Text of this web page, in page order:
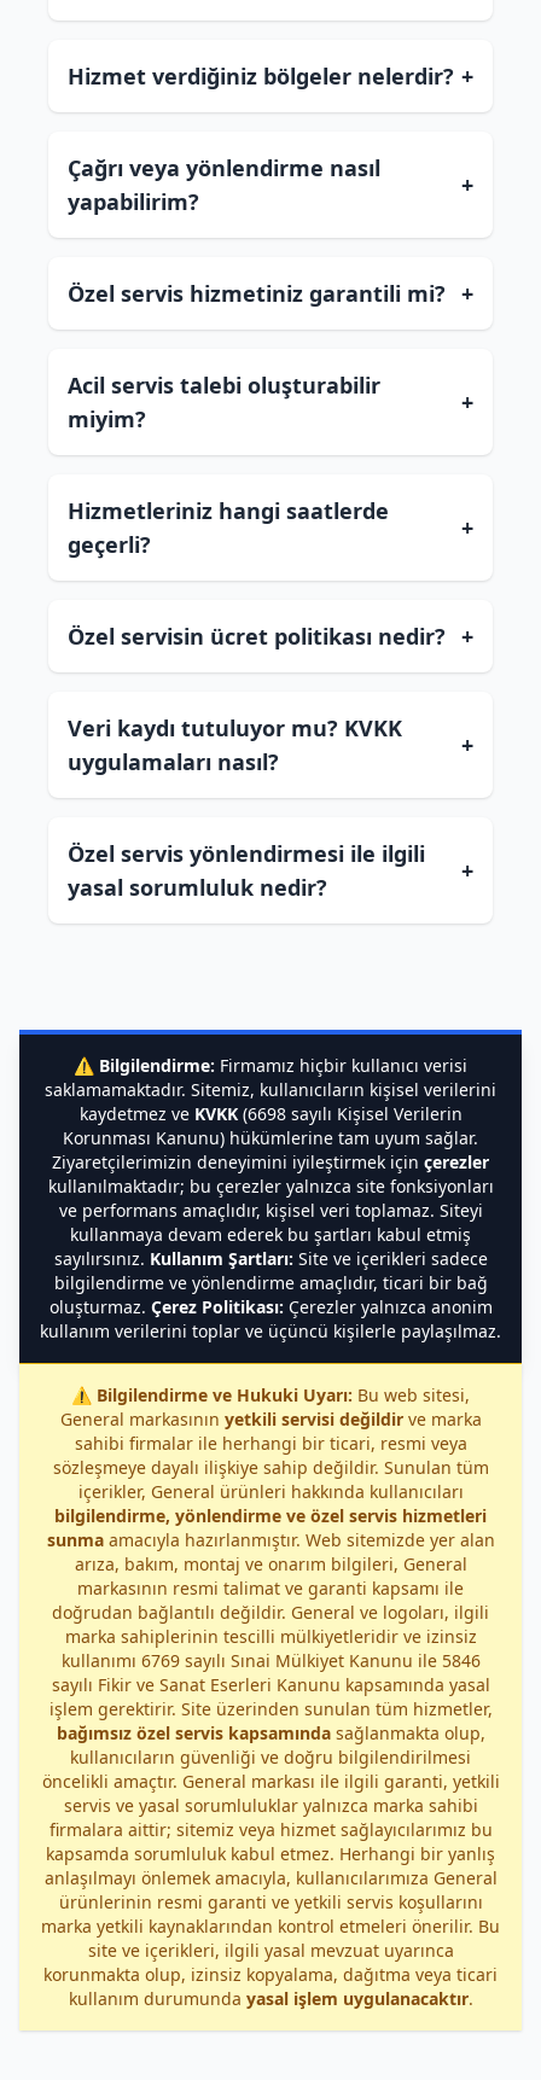
Hizmet verdiğiniz bölgeler nelerdir? +
Çağrı veya yönlendirme nasıl
yapabilirim?
+
Özel servis hizmetiniz garantili mi? +
Acil servis talebi oluşturabilir
miyim?
+
Hizmetleriniz hangi saatlerde
geçerli?
+
Özel servisin ücret politikası nedir? +
Veri kaydı tutuluyor mu? KVKK
uygulamaları nasıl?
+
Özel servis yönlendirmesi ile ilgili
yasal sorumluluk nedir?
+
⚠️ Bilgilendirme: Firmamız hiçbir kullanıcı verisi
saklamamaktadır. Sitemiz, kullanıcıların kişisel verilerini
kaydetmez ve KVKK(6698 sayılı Kişisel Verilerin
Korunması Kanunu) hükümlerine tam uyum sağlar.
Ziyaretçilerimizin deneyimini iyileştirmek için çerezler
kullanılmaktadır; bu çerezler yalnızca site fonksiyonları
ve performans amaçlıdır, kişisel veri toplamaz. Siteyi
kullanmaya devam ederek bu şartları kabul etmiş
sayılırsınız. Kullanım Şartları: Site ve içerikleri sadece
bilgilendirme ve yönlendirme amaçlıdır, ticari bir bağ
oluşturmaz. Çerez Politikası: Çerezler yalnızca anonim
kullanım verilerini toplar ve üçüncü kişilerle paylaşılmaz.
⚠️ Bilgilendirme ve Hukuki Uyarı: Bu web sitesi,
General markasının yetkili servisi değildirve marka
sahibi firmalar ile herhangi bir ticari, resmi veya
sözleşmeye dayalı ilişkiye sahip değildir. Sunulan tüm
içerikler, General ürünleri hakkında kullanıcıları
bilgilendirme, yönlendirme ve özel servis hizmetleri
sunmaamacıyla hazırlanmıştır. Web sitemizde yer alan
arıza, bakım, montaj ve onarım bilgileri, General
markasının resmi talimat ve garanti kapsamı ile
doğrudan bağlantılı değildir. General ve logoları, ilgili
marka sahiplerinin tescilli mülkiyetleridir ve izinsiz
kullanımı 6769 sayılı Sınai Mülkiyet Kanunu ile 5846
sayılı Fikir ve Sanat Eserleri Kanunu kapsamında yasal
işlem gerektirir. Site üzerinden sunulan tüm hizmetler,
bağımsız özel servis kapsamındasağlanmakta olup,
kullanıcıların güvenliği ve doğru bilgilendirilmesi
öncelikli amaçtır. General markası ile ilgili garanti, yetkili
servis ve yasal sorumluluklar yalnızca marka sahibi
firmalara aittir; sitemiz veya hizmet sağlayıcılarımız bu
kapsamda sorumluluk kabul etmez. Herhangi bir yanlış
anlaşılmayı önlemek amacıyla, kullanıcılarımıza General
ürünlerinin resmi garanti ve yetkili servis koşullarını
marka yetkili kaynaklarından kontrol etmeleri önerilir. Bu
site ve içerikleri, ilgili yasal mevzuat uyarınca
korunmakta olup, izinsiz kopyalama, dağıtma veya ticari
kullanım durumunda yasal işlem uygulanacaktır.